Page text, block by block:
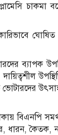
চাকমা
ব্যাপক
ভোটারদের
বিএনপি
ধারন,